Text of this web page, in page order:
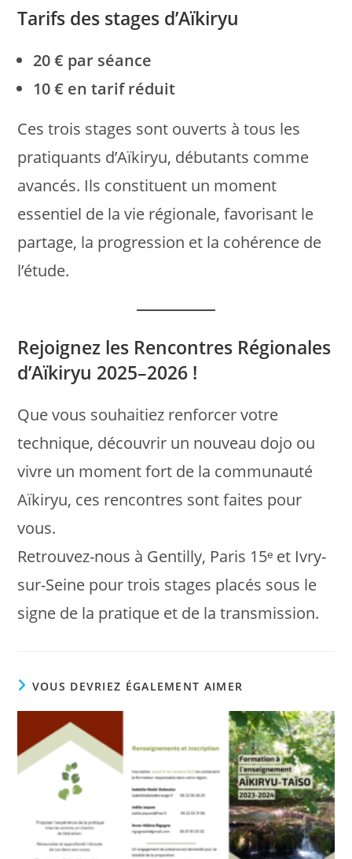
Tarifs des stages d’Aïkiryu
20 € par séance
10 € en tarif réduit
Ces trois stages sont ouverts à tous les
pratiquants d’Aïkiryu, débutants comme
avancés. Ils constituent un moment
essentiel de la vie régionale, favorisant le
partage, la progression et la cohérence de
l’étude.
Rejoignez les Rencontres Régionales
d’Aïkiryu 2025–2026 !
Que vous souhaitiez renforcer votre
technique, découvrir un nouveau dojo ou
vivre un moment fort de la communauté
Aïkiryu, ces rencontres sont faites pour
vous.
Retrouvez-nous à Gentilly, Paris 15ᵉ et Ivry-
sur-Seine pour trois stages placés sous le
signe de la pratique et de la transmission.
VOUS DEVRIEZ ÉGALEMENT AIMER